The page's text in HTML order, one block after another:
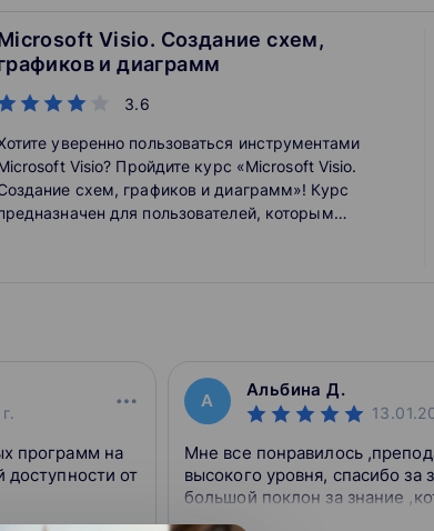
Visio. Создание схем,
и диаграмм
3.6
уверенно пользоваться инструментами
Visio? Пройдите курс «Microsoft Visio.
схем, графиков и диаграмм»! Курс
для пользователей, которым
г.
программ на
от
А
Альбина Д.
Мне все понравилось
высокого уровня, спасибо за
большой поклон за знание